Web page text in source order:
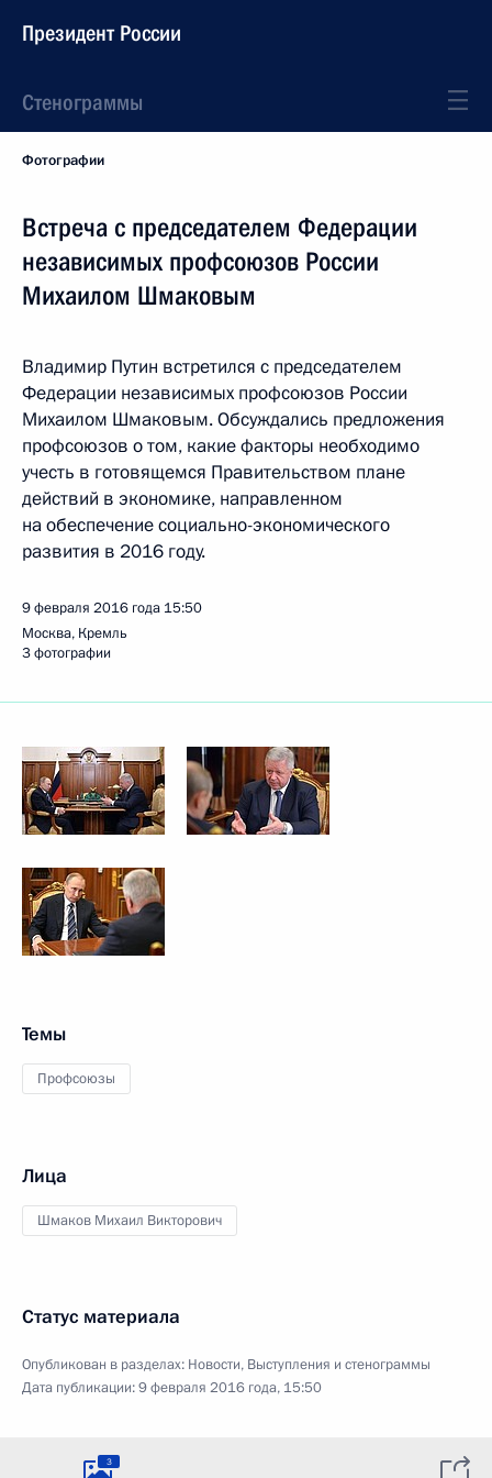
Президент России
Стенограммы
Фотографии
Встреча с председателем Федерации
независимых профсоюзов России
Михаилом Шмаковым
Владимир Путин встретился с председателем
Федерации независимых профсоюзов России
Михаилом Шмаковым. Обсуждались предложения
профсоюзов о том, какие факторы необходимо
учесть в готовящемся Правительством плане
действий в экономике, направленном
на обеспечение социально-экономического
развития в 2016 году.
9 февраля 2016 года 15:50
Москва, Кремль
3 фотографии
Темы
Профсоюзы
Лица
Шмаков Михаил Викторович
Статус материала
Опубликован в разделах: Новости, Выступления и стенограммы
Дата публикации:9 февраля 2016 года, 15:50
3